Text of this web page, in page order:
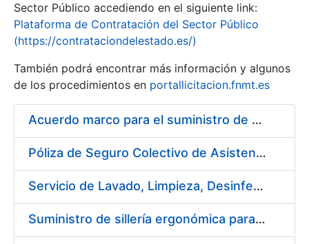
Show/Hide
Sector Público accediendo en el siguiente link:
Plataforma de Contratación del Sector Público
(https://contrataciondelestado.es/)
También podrá encontrar más información y algunos
de los procedimientos en portallicitacion.fnmt.es
Acuerdo marco para el suministro de material de droguería y limpieza a la FNMT-RCM
Póliza de Seguro Colectivo de Asistencia Sanitaria
Servicio de Lavado, Limpieza, Desinfección y Descontaminación de la ropa de trabajo del personal de la FNMT-RCM de Madrid
Suministro de sillería ergonómica para la FNMT-RCM